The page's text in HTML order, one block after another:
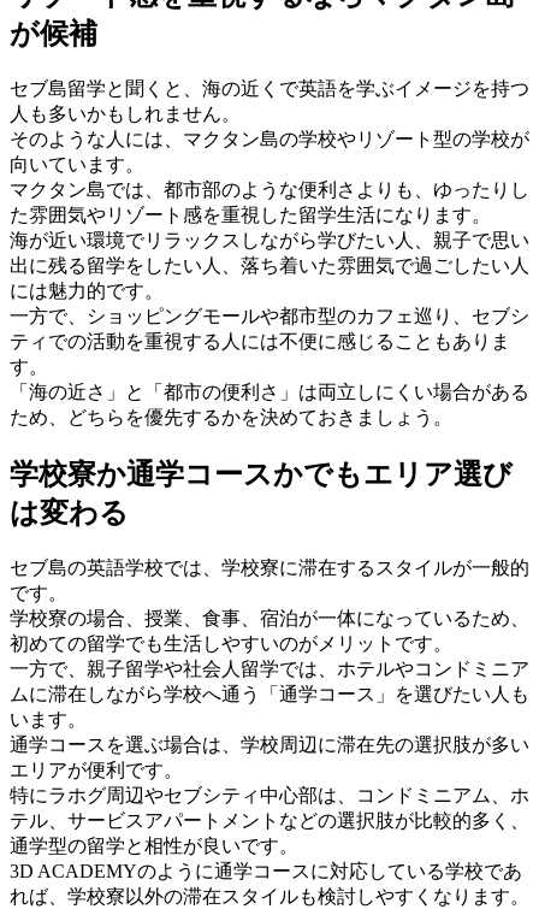
が候補
セブ島留学と聞くと、海の近くで英語を学ぶイメージを持つ
人も多いかもしれません。
そのような人には、マクタン島の学校やリゾート型の学校が
向いています。
マクタン島では、都市部のような便利さよりも、ゆったりし
た雰囲気やリゾート感を重視した留学生活になります。
海が近い環境でリラックスしながら学びたい人、親子で思い
出に残る留学をしたい人、落ち着いた雰囲気で過ごしたい人
には魅力的です。
一方で、ショッピングモールや都市型のカフェ巡り、セブシ
ティでの活動を重視する人には不便に感じることもありま
す。
「海の近さ」と「都市の便利さ」は両立しにくい場合がある
ため、どちらを優先するかを決めておきましょう。
学校寮か通学コースかでもエリア選び
は変わる
セブ島の英語学校では、学校寮に滞在するスタイルが一般的
です。
学校寮の場合、授業、食事、宿泊が一体になっているため、
初めての留学でも生活しやすいのがメリットです。
一方で、親子留学や社会人留学では、ホテルやコンドミニア
ムに滞在しながら学校へ通う「通学コース」を選びたい人も
います。
通学コースを選ぶ場合は、学校周辺に滞在先の選択肢が多い
エリアが便利です。
特にラホグ周辺やセブシティ中心部は、コンドミニアム、ホ
テル、サービスアパートメントなどの選択肢が比較的多く、
通学型の留学と相性が良いです。
3D ACADEMYのように通学コースに対応している学校であ
れば、学校寮以外の滞在スタイルも検討しやすくなります。